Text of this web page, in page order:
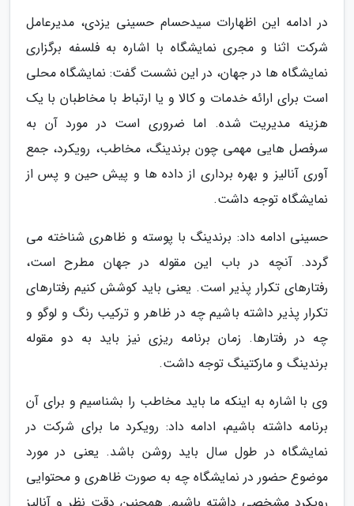
در ادامه این اظهارات سیدحسام حسینی یزدی، مدیرعامل
شرکت اثنا و مجری نمایشگاه با اشاره به فلسفه برگزاری
نمایشگاه ها در جهان، در این نشست گفت: نمایشگاه محلی
است برای ارائه خدمات و کالا و یا ارتباط با مخاطبان با یک
هزینه مدیریت شده. اما ضروری است در مورد آن به
سرفصل هایی مهمی چون برندینگ، مخاطب، رویکرد، جمع
آوری آنالیز و بهره برداری از داده ها و پیش حین و پس از
نمایشگاه توجه داشت.
حسینی ادامه داد: برندینگ با پوسته و ظاهری شناخته می
گردد. آنچه در باب این مقوله در جهان مطرح است،
رفتارهای تکرار پذیر است. یعنی باید کوشش کنیم رفتارهای
تکرار پذیر داشته باشیم چه در ظاهر و ترکیب رنگ و لوگو و
چه در رفتارها. زمان برنامه ریزی نیز باید به دو مقوله
برندینگ و مارکتینگ توجه داشت.
وی با اشاره به اینکه ما باید مخاطب را بشناسیم و برای آن
برنامه داشته باشیم، ادامه داد: رویکرد ما برای شرکت در
نمایشگاه در طول سال باید روشن باشد. یعنی در مورد
موضوع حضور در نمایشگاه چه به صورت ظاهری و محتوایی